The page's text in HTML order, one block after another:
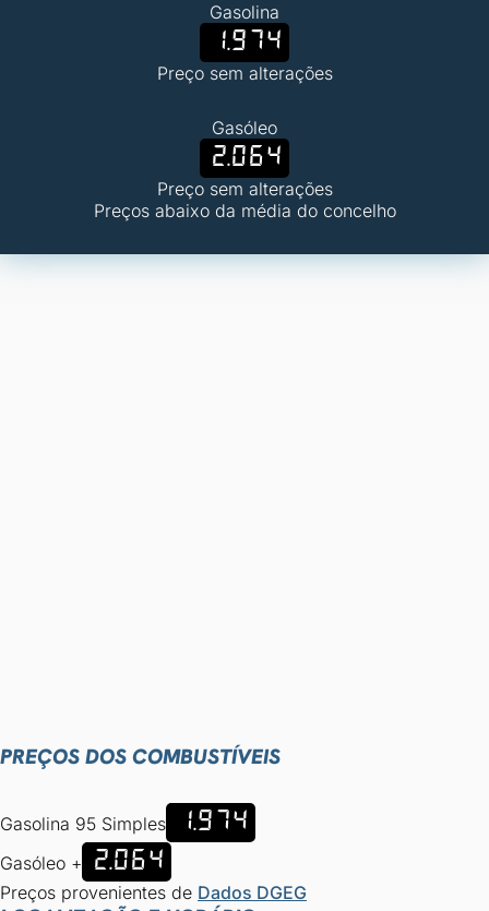
Gasolina
1.974
Preço sem alterações
Gasóleo
2.064
Preço sem alterações
Preços abaixo da média do concelho
PREÇOS DOS COMBUSTÍVEIS
Gasolina 95 Simples 1.974
Gasóleo + 2.064
Preços provenientes de Dados DGEG